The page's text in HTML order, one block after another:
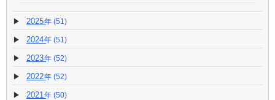
2025 (51)
2024 (51)
2023 (52)
2022 (52)
2021 (50)